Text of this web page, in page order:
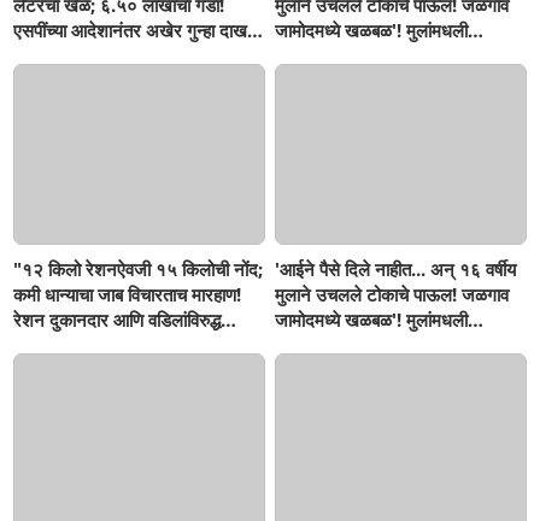
लेटरचा खेळ; ६.५० लाखांचा गंडा!
एसपींच्या आदेशानंतर अखेर गुन्हा दाखल;
मुलाने उचलले टोकाचे पाऊल! जळगाव
जामोदमध्ये खळबळ'! मुलांमधली
"१२ किलो रेशनऐवजी १५ किलोची नोंद;
कमी धान्याचा जाब विचारताच मारहाण!
रेशन दुकानदार आणि वडिलांविरुद्ध
'आईने पैसे दिले नाहीत... अन् १६ वर्षीय
मुलाने उचलले टोकाचे पाऊल! जळगाव
जामोदमध्ये खळबळ'! मुलांमधली